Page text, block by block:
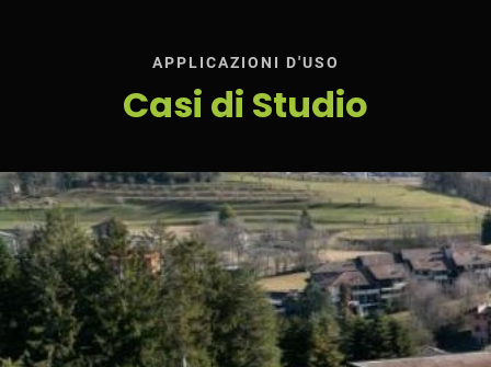
APPLICAZIONI D'USO
Casi di Studio